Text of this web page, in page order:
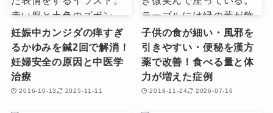
妊娠中カンジダの痒すぎ
るかゆみを鍼2回で解消！
妊婦安全の原因と中医学
治療
2016-10-13 2025-11-11
子供の食が細い・風邪を
引きやすい・便秘を漢方
薬で改善！食べる量と体
力が増えた症例
2018-11-24 2026-07-16